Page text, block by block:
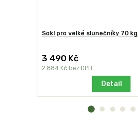
Sokl pro velké slunečníky 70
3 490 Kč
2 884 Kč bez DPH
Detail